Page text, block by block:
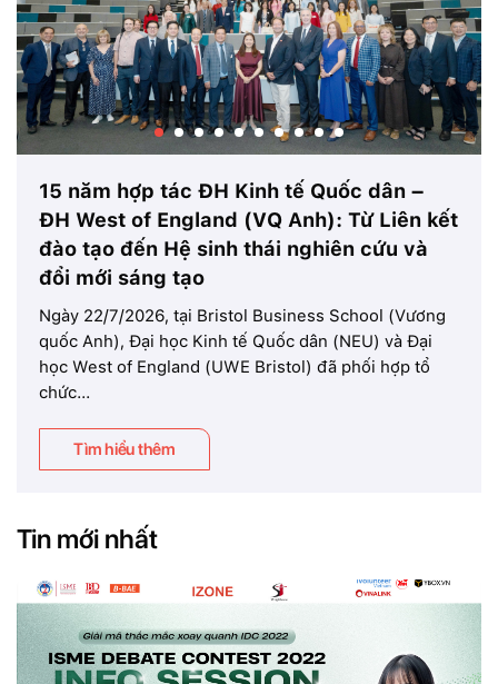
15 năm hợp tác ĐH Kinh tế Quốc dân –
ĐH West of England (VQ Anh): Từ Liên kết
đào tạo đến Hệ sinh thái nghiên cứu và
đổi mới sáng tạo
Ngày 22/7/2026, tại Bristol Business School (Vương
quốc Anh), Đại học Kinh tế Quốc dân (NEU) và Đại
học West of England (UWE Bristol) đã phối hợp tổ
chức...
Tìm hiểu thêm
Tin mới nhất